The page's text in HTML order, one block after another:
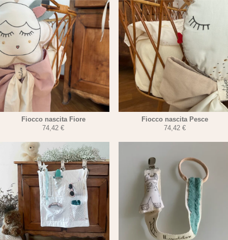
Fiocco nascita Fiore
74,42€
Fiocco nascita Pesce
74,42 €